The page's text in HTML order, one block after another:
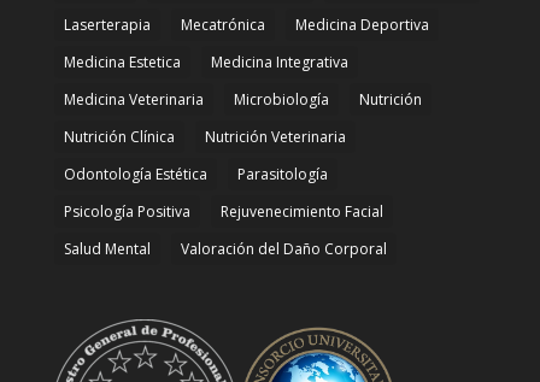
Laserterapia
Mecatrónica
Medicina Deportiva
Medicina Estetica
Medicina Integrativa
Medicina Veterinaria
Microbiología
Nutrición
Nutrición Clínica
Nutrición Veterinaria
Odontología Estética
Parasitología
Psicología Positiva
Rejuvenecimiento Facial
Salud Mental
Valoración del Daño Corporal